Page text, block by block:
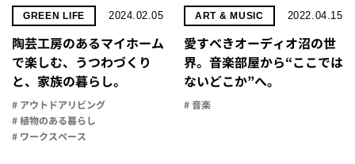
GREEN LIFE 2024.02.05
陶芸工房のあるマイホーム
で楽しむ、うつわづくり
と、家族の暮らし。
# アウトドアリビング
# 植物のある暮らし
# ワークスペース
ART & MUSIC 2022.04.15
愛すべきオーディオ沼の世
界。音楽部屋から“ここでは
ないどこか”へ。
# 音楽